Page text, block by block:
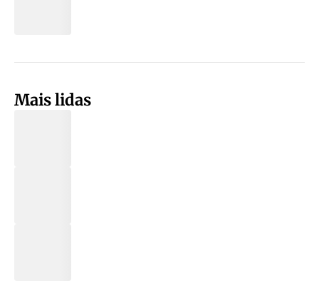
Mais lidas